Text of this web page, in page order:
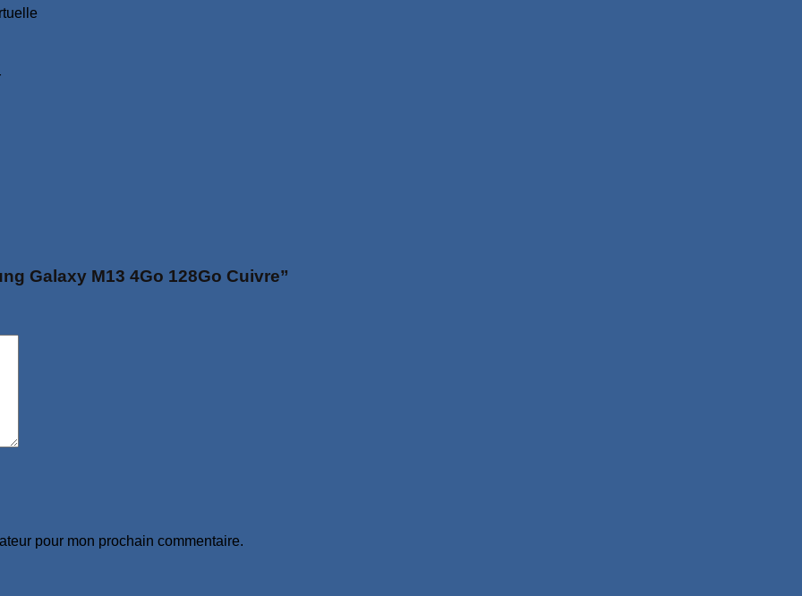
Galaxy M13 4Go 128Go Cuivre”
pour mon prochain commentaire.